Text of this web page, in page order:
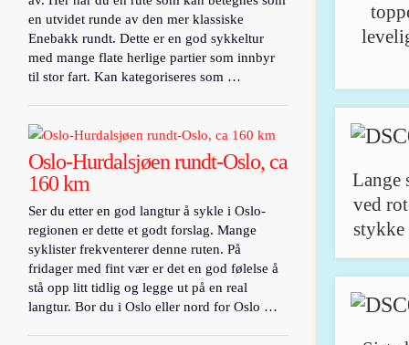
Lange
ved
stykke
en utvidet runde av den mer klassiske
Enebakk rundt. Dette er en god sykkeltur
med mange flate herlige partier som innbyr
til stor fart. Kan kategoriseres som …
Oslo-Hurdalsjøen rundt-Oslo, ca
160 km
Ser du etter en god langtur å sykle i Oslo-
regionen er dette et godt forslag. Mange
syklister frekventerer denne ruten. På
fridager med fint vær er det en god følelse å
stå opp litt tidlig og legge ut på en real
langtur. Bor du i Oslo eller nord for Oslo …